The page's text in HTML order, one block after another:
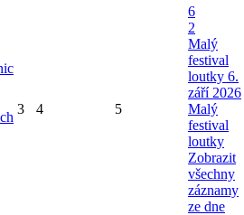
3 4 5
6
2
Malý
festival
loutky 6.
září 2026
Malý
festival
loutky
Zobrazit
všechny
záznamy
ze dne